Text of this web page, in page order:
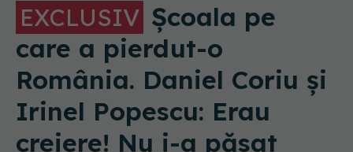
EXCLUSIV Școala pe
care a pierdut-o
România. Daniel Coriu și
Irinel Popescu: Erau
creiere! Nu i-a păsat